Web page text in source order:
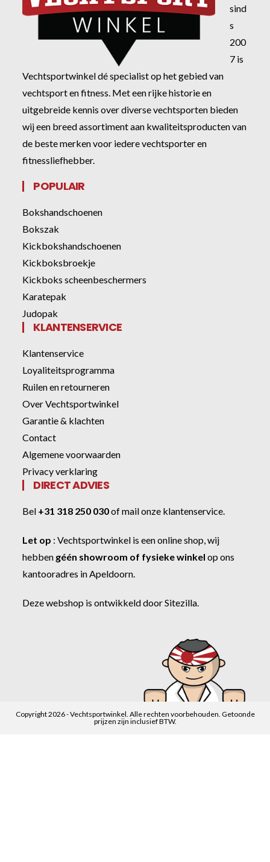
sind
s
200
7 is
Vechtsportwinkel dé specialist op het gebied van
vechtsport en fitness. Met een rijke historie en
uitgebreide kennis over diverse vechtsporten bieden
wij een breed assortiment aan kwaliteitsproducten van
de beste merken voor iedere vechtsporter en
fitnessliefhebber.
POPULAIR
Bokshandschoenen
Bokszak
Kickbokshandschoenen
Kickboksbroekje
Kickboks scheenbeschermers
Karatepak
Judopak
KLANTENSERVICE
Klantenservice
Loyaliteitsprogramma
Ruilen en retourneren
Over Vechtsportwinkel
Garantie & klachten
Contact
Algemene voorwaarden
Privacy verklaring
DIRECT ADVIES
Bel +31 318 250 030ofmail onze klantenservice
Let op :Vechtsportwinkel is een online shop, wij
hebben géén showroom of fysieke winkel op ons
kantooradres in Apeldoorn.
Deze webshop is ontwikkeld doorSitezilla
Copyright 2026 - Vechtsportwinkel. Alle rechten voorbehouden. Getoonde
prijzen zijn inclusief BTW.